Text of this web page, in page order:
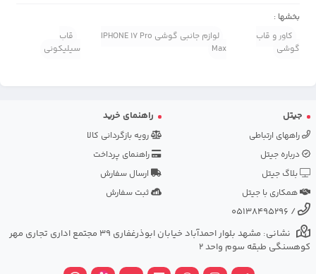
بخشها :
کاور و قاب
گوشی
لوازم جانبی گوشی IPHONE 17 Pro
Max
قاب
سیلیکونی
جیتل
راههای ارتباطی
درباره جیتل
بلاگ جیتل
همکاری با جیتل
راهنمای خرید
رویه بازگردانی کالا
راهنمای پرداخت
ارسال سفارش
ثبت سفارش
/
05138495296
نشانی: مشهد بلوار احمدآباد خیابان ابوذرغفاری 39 مجتمع اداری تجاری مهر
کوهسنگی طبقه سوم واحد 2